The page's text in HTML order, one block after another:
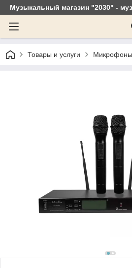
Музыкальный магазин "2030" -
Товары и услуги Микрофоны